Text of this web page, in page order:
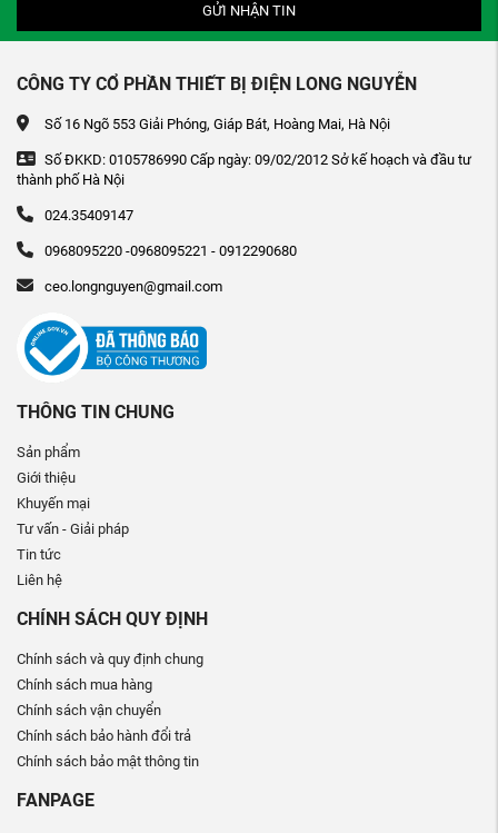
GỬI NHẬN TIN
CÔNG TY CỔ PHẦN THIẾT BỊ ĐIỆN LONG NGUYỄN
Số 16 Ngõ 553 Giải Phóng, Giáp Bát, Hoàng Mai, Hà Nội
Số ĐKKD: 0105786990 Cấp ngày: 09/02/2012 Sở kế hoạch và đầu tư
thành phố Hà Nội
024.35409147
0968095220 -0968095221 - 0912290680
ceo.longnguyen@gmail.com
THÔNG TIN CHUNG
Sản phẩm
Giới thiệu
Khuyến mại
Tư vấn - Giải pháp
Tin tức
Liên hệ
CHÍNH SÁCH QUY ĐỊNH
Chính sách và quy định chung
Chính sách mua hàng
Chính sách vận chuyển
Chính sách bảo hành đổi trả
Chính sách bảo mật thông tin
FANPAGE